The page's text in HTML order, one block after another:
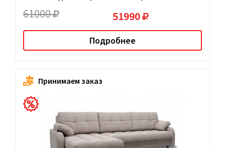
61000 51990
Подробнее
Принимаем заказ